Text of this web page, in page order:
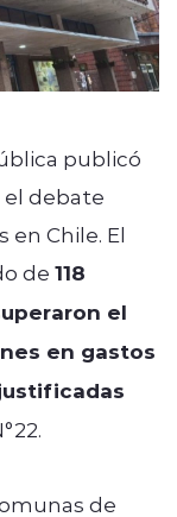
publicó
debate
en Chile. El
de 118
el
en gastos
de